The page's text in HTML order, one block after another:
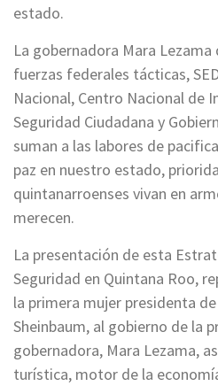
estado.
La gobernadora Mara Lezama
fuerzas federales tácticas,
Nacional, Centro Nacional de
Seguridad Ciudadana y
suman a las labores de
paz en nuestro estado,
quintanarroenses vivan en
merecen.
La presentación de esta
Seguridad en Quintana Roo,
la primera mujer presidenta
Sheinbaum, al gobierno de la
gobernadora, Mara Lezama,
turística, motor de la